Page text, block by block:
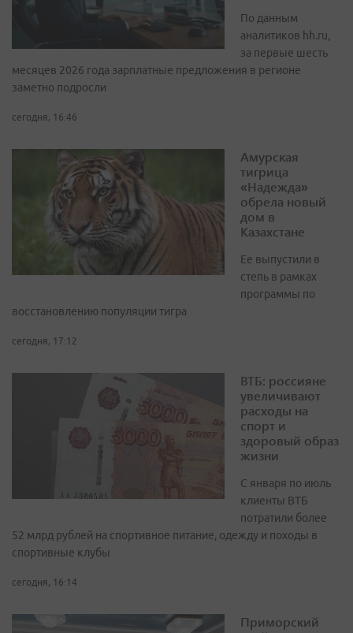
По данным
аналитиков hh.ru,
за первые шесть
месяцев 2026 года зарплатные предложения в регионе
заметно подросли
сегодня, 16:46
Амурская
тигрица
«Надежда»
обрела новый
дом в
Казахстане
Ее выпустили в
степь в рамках
программы по
восстановлению популяции тигра
сегодня, 17:12
ВТБ: россияне
увеличивают
расходы на
спорт и
здоровый образ
жизни
С января по июль
клиенты ВТБ
потратили более
52 млрд рублей на спортивное питание, одежду и походы в
спортивные клубы
сегодня, 16:14
Приморский